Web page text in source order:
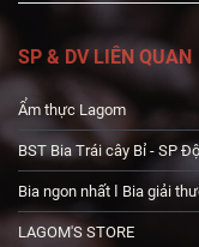
SP & DV LIÊN QUAN
Ẩm thực Lagom
BST Bia Trái cây Bỉ - SP
Bia ngon nhất Ӏ Bia giải
LAGOM'S STORE